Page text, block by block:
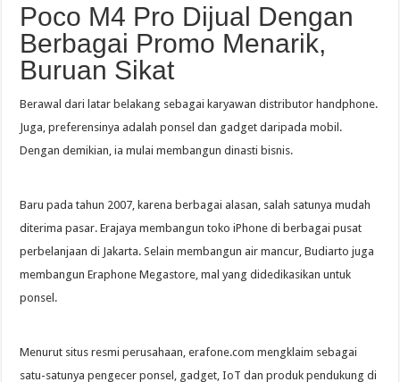
Poco M4 Pro Dijual Dengan
Berbagai Promo Menarik,
Buruan Sikat
Berawal dari latar belakang sebagai karyawan distributor handphone.
Juga, preferensinya adalah ponsel dan gadget daripada mobil.
Dengan demikian, ia mulai membangun dinasti bisnis.
Baru pada tahun 2007, karena berbagai alasan, salah satunya mudah
diterima pasar. Erajaya membangun toko iPhone di berbagai pusat
perbelanjaan di Jakarta. Selain membangun air mancur, Budiarto juga
membangun Eraphone Megastore, mal yang didedikasikan untuk
ponsel.
Menurut situs resmi perusahaan, erafone.com mengklaim sebagai
satu-satunya pengecer ponsel, gadget, IoT dan produk pendukung di